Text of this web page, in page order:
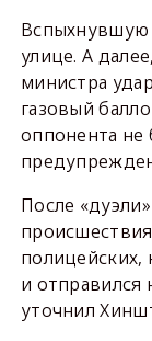
Вспыхнувшую
улице. А
министра
газовый
оппонента не
После
полицейских,
и отправился
уточнил